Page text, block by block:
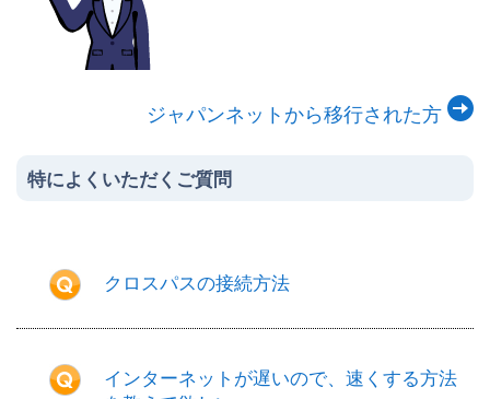
ジャパンネットから移行された方
特によくいただくご質問
クロスパスの接続方法
インターネットが遅いので、速くする方法